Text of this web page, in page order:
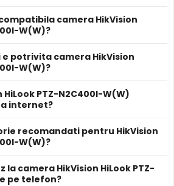
iluminatorului in infrarosu in functie
eliminand riscul de suprasaturare
compatibila camera HikVision
W(W)?
potrivita camera HikVision
W(W)?
HiLook PTZ-N2C400I-W(W)
internet?
recomandati pentru HikVision
W(W)?
la camera HikVision HiLook PTZ-
pe telefon?